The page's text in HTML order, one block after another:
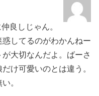
良しじゃん。
してるのがわかんねー
大切なんだよ。ばーさ
け可愛いのとは違う。
。